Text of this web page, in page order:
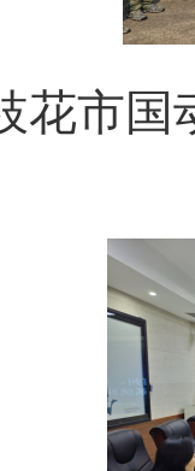
花市